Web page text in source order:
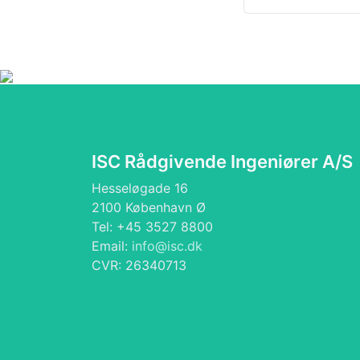
ISC Rådgivende Ingeniører A/S
Hesseløgade 16
2100 København Ø
Tel: +45 3527 8800
Email: info@isc.dk
CVR: 26340713